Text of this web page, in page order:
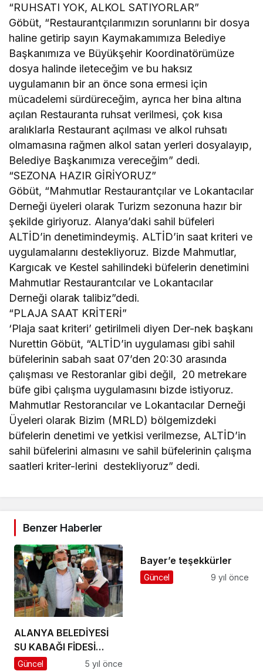
“RUHSATI YOK, ALKOL SATIYORLAR”
Göbüt, “Restaurantçılarımızın sorunlarını bir dosya
haline getirip sayın Kaymakamımıza Belediye
Başkanımıza ve Büyükşehir Koordinatörümüze
dosya halinde ileteceğim ve bu haksız
uygulamanın bir an önce sona ermesi için
mücadelemi sürdüreceğim, ayrıca her bina altına
açılan Restauranta ruhsat verilmesi, çok kısa
aralıklarla Restaurant açılması ve alkol ruhsatı
olmamasına rağmen alkol satan yerleri dosyalayıp,
Belediye Başkanımıza vereceğim” dedi.
“SEZONA HAZIR GİRİYORUZ”
Göbüt, “Mahmutlar Restaurantçılar ve Lokantacılar
Derneği üyeleri olarak Turizm sezonuna hazır bir
şekilde giriyoruz. Alanya’daki sahil büfeleri
ALTİD’in denetimindeymiş. ALTİD’in saat kriteri ve
uygulamalarını destekliyoruz. Bizde Mahmutlar,
Kargıcak ve Kestel sahilindeki büfelerin denetimini
Mahmutlar Restaurantcılar ve Lokantacılar
Derneği olarak talibiz”dedi.
“PLAJA SAAT KRİTERİ”
‘Plaja saat kriteri’ getirilmeli diyen Der-nek başkanı
Nurettin Göbüt, “ALTİD’in uygulaması gibi sahil
büfelerinin sabah saat 07’den 20:30 arasında
çalışması ve Restoranlar gibi değil, 20 metrekare
büfe gibi çalışma uygulamasını bizde istiyoruz.
Mahmutlar Restorancılar ve Lokantacılar Derneği
Üyeleri olarak Bizim (MRLD) bölgemizdeki
büfelerin denetimi ve yetkisi verilmezse, ALTİD’in
sahil büfelerini almasını ve sahil büfelerinin çalışma
saatleri kriter-lerini destekliyoruz” dedi.
Benzer Haberler
ALANYA BELEDİYESİ
SU KABAĞI FİDESİ
DAĞITTI
Güncel 5 yıl önce
Bayer’e teşekkürler
Güncel 9 yıl önce